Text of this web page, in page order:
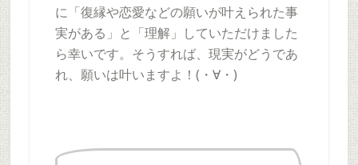
に「復縁や恋愛などの願いが叶えられた事
実がある」と「理解」していただけました
ら幸いです。そうすれば、現実がどうであ
れ、願いは叶いますよ！(・∀・)